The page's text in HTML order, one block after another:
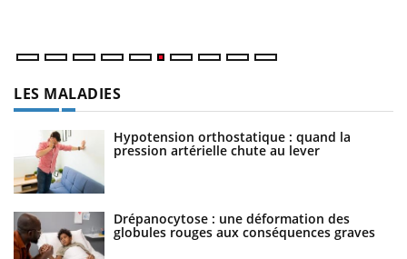
LES MALADIES
Hypotension orthostatique : quand la
pression artérielle chute au lever
Drépanocytose : une déformation des
globules rouges aux conséquences graves